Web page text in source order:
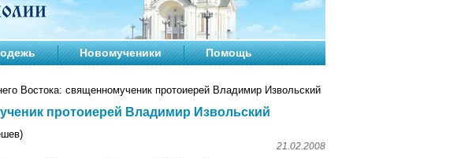
Новомученики Помощь
Востока: священномученик протоиерей Владимир Извольский
протоиерей Владимир Извольский
21.02.2008